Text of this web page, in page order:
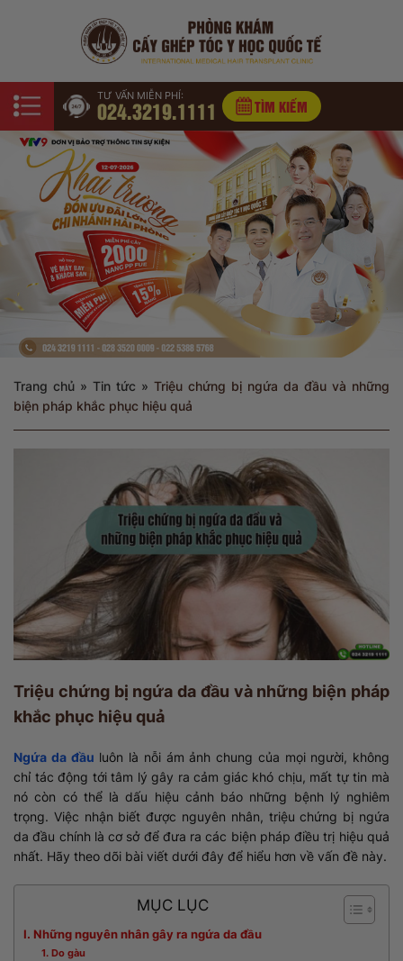
TƯ VẤN MIỄN PHÍ:
024.3219.1111 TÌM KIẾM
Trang chủ » Tin tức » Triệu chứng bị ngứa da đầu và những
biện pháp khắc phục hiệu quả
Triệu chứng bị ngứa da đầu và những biện pháp
khắc phục hiệu quả
Ngứa da đầu luôn là nỗi ám ảnh chung của mọi người, không
chỉ tác động tới tâm lý gây ra cảm giác khó chịu, mất tự tin mà
nó còn có thể là dấu hiệu cảnh báo những bệnh lý nghiêm
trọng. Việc nhận biết được nguyên nhân, triệu chứng bị ngứa
da đầu chính là cơ sở để đưa ra các biện pháp điều trị hiệu quả
nhất. Hãy theo dõi bài viết dưới đây để hiểu hơn về vấn đề này.
MỤC LỤC
I. Những nguyên nhân gây ra ngứa da đầu
1. Do gàu